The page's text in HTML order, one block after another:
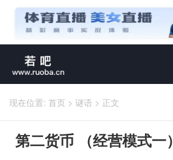
现在位置: 首页 > 谜语 > 正文
第二货币 （经营模式一）